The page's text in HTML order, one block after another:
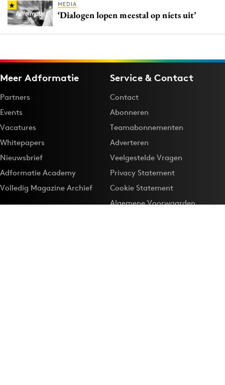
MEDIA
‘Dialogen lopen meestal op niets uit’
Meer Adformatie
Partners
Events
Vacatures
Whitepapers
Nieuwsbrief
Adformatie Academy
Volledig Magazine Archief
Service & Contact
Contact
Abonneren
Teamabonnementen
Adverteren
Veelgestelde Vragen
Privacy Statement
Cookie Statement
Algemene Voorwaarden